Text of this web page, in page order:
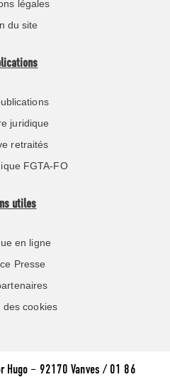
légales
du site
juridique
retraités
FGTA-FO
utiles
en ligne
Presse
des cookies
Hugo – 92170 Vanves / 01 86